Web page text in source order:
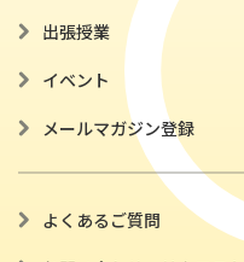
出張授業
イベント
メールマガジン登録
よくあるご質問